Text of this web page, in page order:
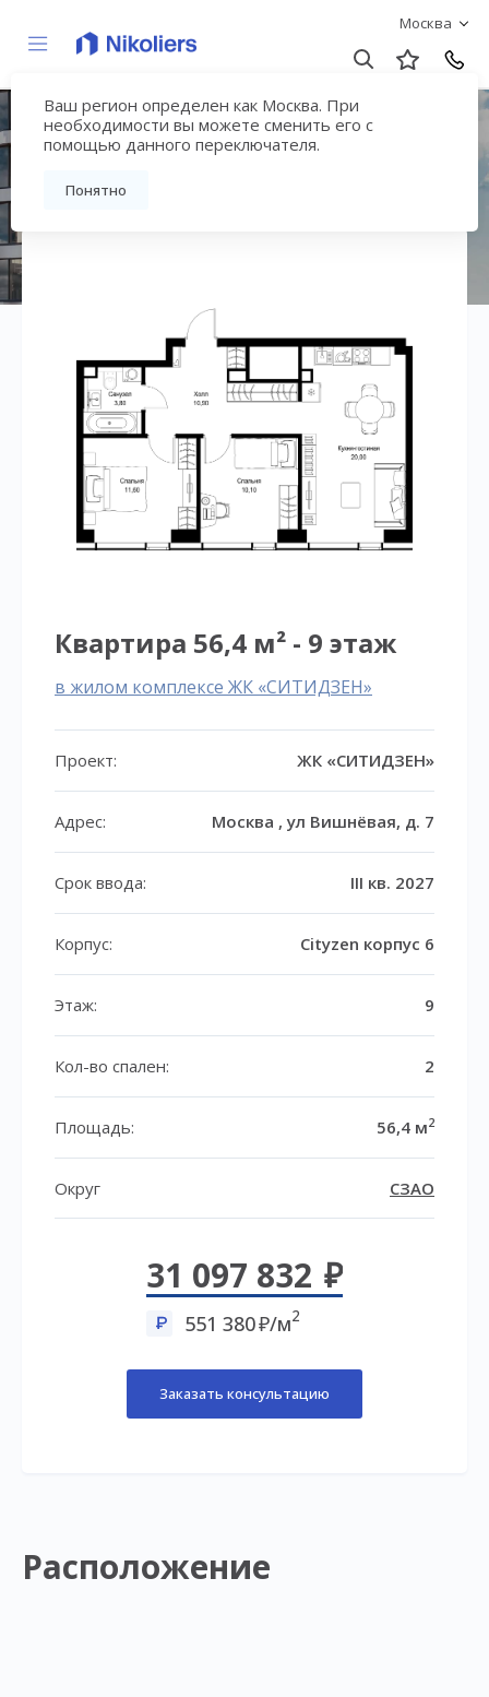
Москва
Ваш регион определен как Москва. При
необходимости вы можете сменить его с
помощью данного переключателя.
Понятно
ЖК «СИТИДЗЕН»
Вернуться на страницу жилого комплекса
Квартира 56,4 м² - 9 этаж
в жилом комплексе ЖК «СИТИДЗЕН»
Проект: ЖК «СИТИДЗЕН»
Адрес: Москва , ул Вишнёвая, д. 7
Срок ввода: III кв. 2027
Корпус: Cityzen корпус 6
Этаж: 9
Кол-во спален: 2
Площадь: 56,4 м2
Округ СЗАО
31 097 832
551 380 /м2
Заказать консультацию
Расположение